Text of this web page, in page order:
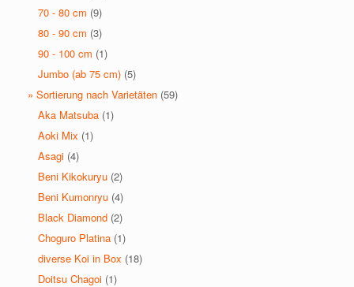
70 - 80 cm (9)
80 - 90 cm (3)
90 - 100 cm (1)
Jumbo (ab 75 cm) (5)
» Sortierung nach Varietäten (59)
Aka Matsuba (1)
Aoki Mix (1)
Asagi (4)
Beni Kikokuryu (2)
Beni Kumonryu (4)
Black Diamond (2)
Choguro Platina (1)
diverse Koi in Box (18)
Doitsu Chagoi (1)